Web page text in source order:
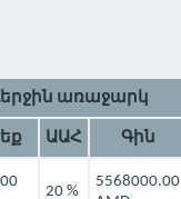
առաջարկ
ԱԱՀ Գին
20 %
5568000.00